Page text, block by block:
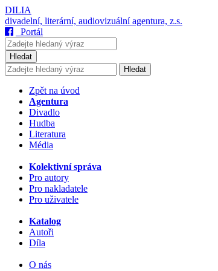
DILIA
divadelní, literární, audiovizuální agentura, z.s.
Portál
Hledat
Hledat
Zpět na úvod
Agentura
Divadlo
Hudba
Literatura
Média
Kolektivní správa
Pro autory
Pro nakladatele
Pro uživatele
Katalog
Autoři
Díla
O nás